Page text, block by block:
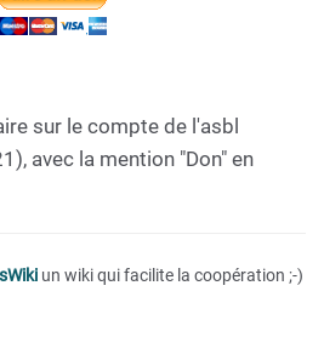
sur le compte de l'asbl
avec la mention "Don" en
un wiki qui facilite la coopération ;-)